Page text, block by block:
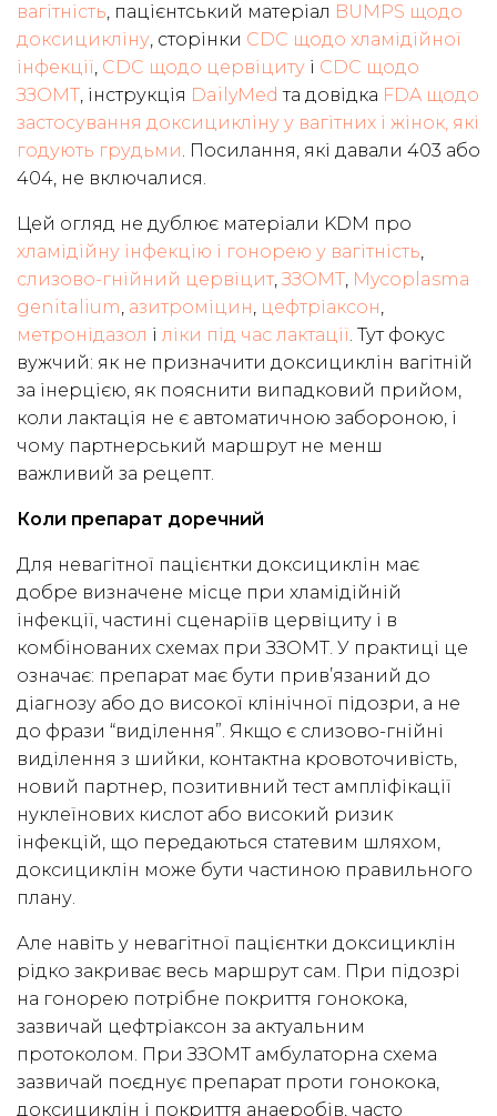
вагітність, пацієнтський матеріал BUMPS щодо
доксицикліну, сторінки CDC щодо хламідійної
інфекції, CDC щодо цервіциту і CDC щодо
ЗЗОМТ, інструкція DailyMed та довідка FDA щодо
застосування доксицикліну у вагітних і жінок, які
годують грудьми. Посилання, які давали 403 або
404, не включалися.
Цей огляд не дублює матеріали KDM про
хламідійну інфекцію і гонорею у вагітність,
слизово-гнійний цервіцит, ЗЗОМТ, Mycoplasma
genitalium, азитроміцин, цефтріаксон,
метронідазол і ліки під час лактації. Тут фокус
вужчий: як не призначити доксициклін вагітній
за інерцією, як пояснити випадковий прийом,
коли лактація не є автоматичною забороною, і
чому партнерський маршрут не менш
важливий за рецепт.
Коли препарат доречний
Для невагітної пацієнтки доксициклін має
добре визначене місце при хламідійній
інфекції, частині сценаріїв цервіциту і в
комбінованих схемах при ЗЗОМТ. У практиці це
означає: препарат має бути прив’язаний до
діагнозу або до високої клінічної підозри, а не
до фрази “виділення”. Якщо є слизово-гнійні
виділення з шийки, контактна кровоточивість,
новий партнер, позитивний тест ампліфікації
нуклеїнових кислот або високий ризик
інфекцій, що передаються статевим шляхом,
доксициклін може бути частиною правильного
плану.
Але навіть у невагітної пацієнтки доксициклін
рідко закриває весь маршрут сам. При підозрі
на гонорею потрібне покриття гонокока,
зазвичай цефтріаксон за актуальним
протоколом. При ЗЗОМТ амбулаторна схема
зазвичай поєднує препарат проти гонокока,
доксициклін і покриття анаеробів, часто